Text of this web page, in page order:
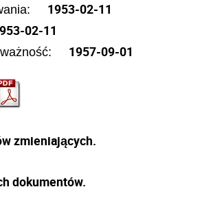
1953-02-11
02-11
1957-09-01
zmieniających.
dokumentów.